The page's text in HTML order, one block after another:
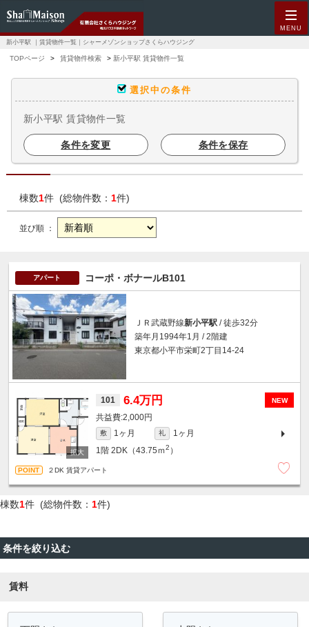
MENU
新小平駅 ｜賃貸物件一覧｜シャーメゾンショップさくらハウジング
TOPページ 賃貸物件検索 新小平駅 賃貸物件一覧
選択中の条件
新小平駅 賃貸物件一覧
条件を変更 条件を保存
棟数1件 (総物件数： 1件)
並び順 ：
アパート コーポ・ボナールB101
ＪＲ武蔵野線新小平駅 / 徒歩32分
築年月1994年1月 / 2階建
東京都小平市栄町2丁目14-24
NEW
101 6.4万円
2,000円
敷 1ヶ月 礼
1ヶ月
1階 2DK（43.75ｍ2 ）
２DK 賃貸アパート
棟数1件 (総物件数： 1件)
条件を絞り込む
賃料